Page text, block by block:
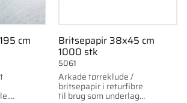
cm Britsepapir 38x45 cm
1000 stk
Arkade tørreklude /
britsepapir i returfibre
til brug som underlag
5061